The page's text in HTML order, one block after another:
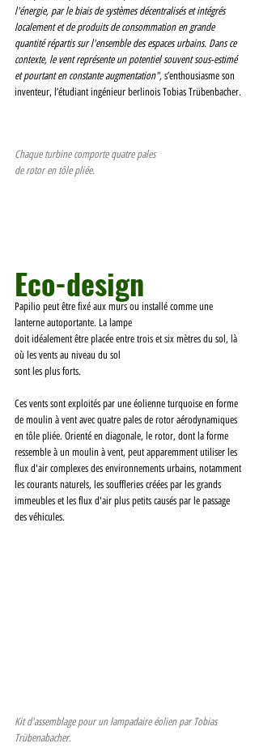
l'énergie, par le biais de systèmes décentralisés et intégrés
localement et de produits de consommation en grande
quantité répartis sur l'ensemble des espaces urbains. Dans ce
contexte, le vent représente un potentiel souvent sous-estimé
et pourtant en constante augmentation", s’enthousiasme son
inventeur, l’étudiant ingénieur berlinois Tobias Trübenbacher.
Chaque turbine comporte quatre pales
de rotor en tôle pliée.
Eco-design
Papilio peut être fixé aux murs ou installé comme une
lanterne autoportante. La lampe
doit idéalement être placée entre trois et six mètres du sol, là
où les vents au niveau du sol
sont les plus forts.
Ces vents sont exploités par une éolienne turquoise en forme
de moulin à vent avec quatre pales de rotor aérodynamiques
en tôle pliée. Orienté en diagonale, le rotor, dont la forme
ressemble à un moulin à vent, peut apparemment utiliser les
flux d'air complexes des environnements urbains, notamment
les courants naturels, les souffleries créées par les grands
immeubles et les flux d'air plus petits causés par le passage
des véhicules.
Kit d'assemblage pour un lampadaire éolien par Tobias
Trübenabacher.